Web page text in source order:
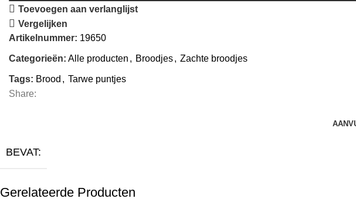
Toevoegen aan verlanglijst
Vergelijken
Artikelnummer: 19650
Categorieën: Alle producten , Broodjes, Zachte broodjes
Tags: Brood , Tarwe puntjes
Share:
BEVAT:
Gerelateerde Producten